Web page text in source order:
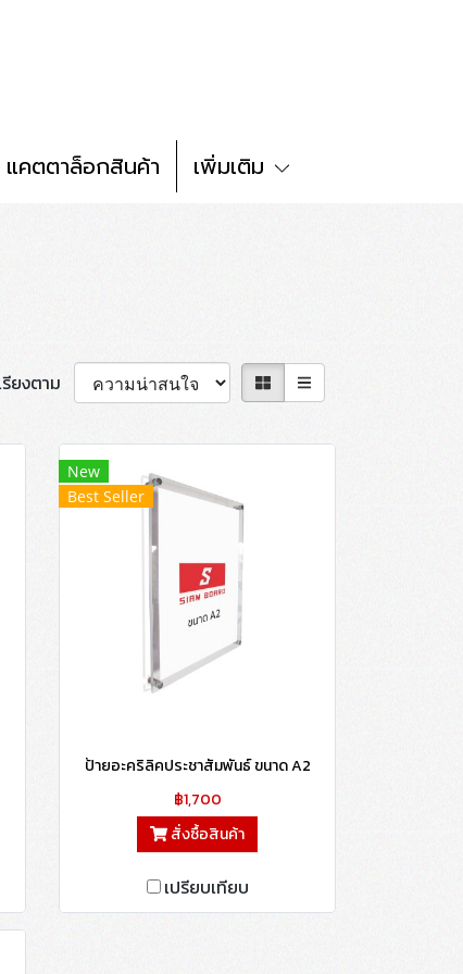
แคตตาล็อกสินค้า เพิ่มเติม
รียงตาม
New
Best Seller
ป้ายอะคริลิคประชาสัมพันธ์ ขนาด A2
฿1,700
สั่งซื้อสินค้า
เปรียบเทียบ